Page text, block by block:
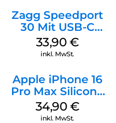
Zagg Speedport
30 Mit USB-C
Kabel Weiß
33,90 €
inkl. MwSt.
Apple iPhone 16
Pro Max Silicone
Case MagSafe
Denim
34,90 €
inkl. MwSt.